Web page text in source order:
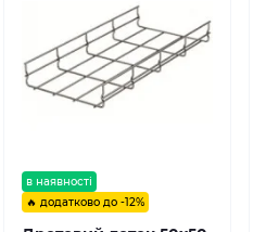
в наявності
🔥 додатково до -12%